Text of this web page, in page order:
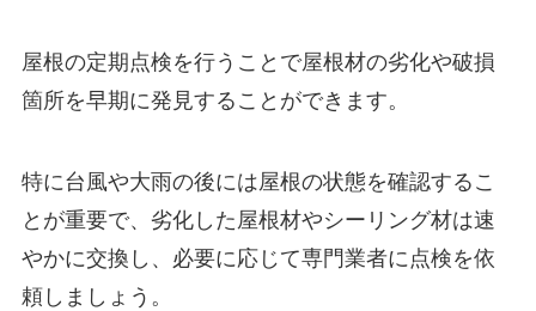
屋根の定期点検を行うことで屋根材の劣化や破損
箇所を早期に発見することができます。
特に台風や大雨の後には屋根の状態を確認するこ
とが重要で、劣化した屋根材やシーリング材は速
やかに交換し、必要に応じて専門業者に点検を依
頼しましょう。